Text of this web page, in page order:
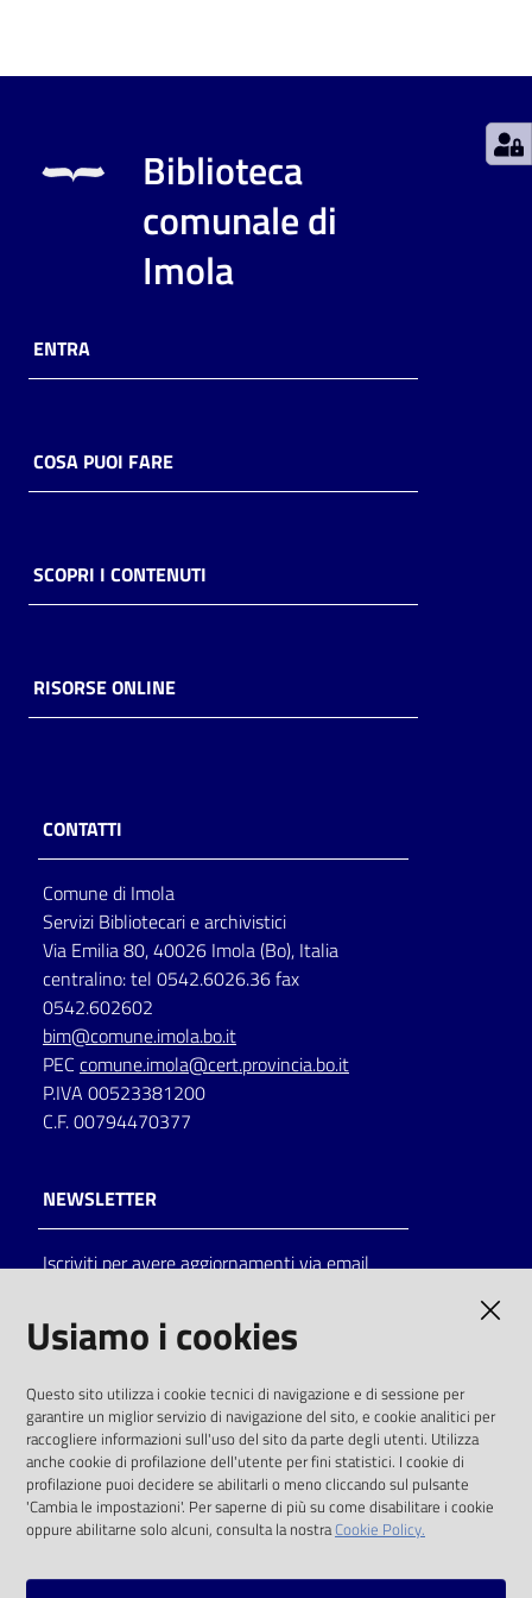
on line
Chiedi al
Orari
Biblioteca
comunale di
Imola
ENTRA
COSA PUOI FARE
SCOPRI I CONTENUTI
RISORSE ONLINE
CONTATTI
Comune di Imola
Servizi Bibliotecari e archivistici
Via Emilia 80, 40026 Imola (Bo), Italia
centralino: tel 0542.6026.36 fax
0542.602602
bim@comune.imola.bo.it
PEC comune.imola@cert.provincia.bo.it
P.IVA 00523381200
C.F. 00794470377
NEWSLETTER
Iscriviti per avere aggiornamenti via email
solo alle condizioni previste dalla direttiva
comunitaria 2003/98/CE e dal d.lgs. 36/2006
SOCIAL
Instagram
Usiamo i cookies
Questo sito utilizza i cookie tecnici di navigazione e di sessione per
garantire un miglior servizio di navigazione del sito, e cookie analitici per
raccogliere informazioni sull'uso del sito da parte degli utenti. Utilizza
anche cookie di profilazione dell'utente per fini statistici. I cookie di
profilazione puoi decidere se abilitarli o meno cliccando sul pulsante
'Cambia le impostazioni'. Per saperne di più su come disabilitare i cookie
oppure abilitarne solo alcuni, consulta la nostraCookie Policy.